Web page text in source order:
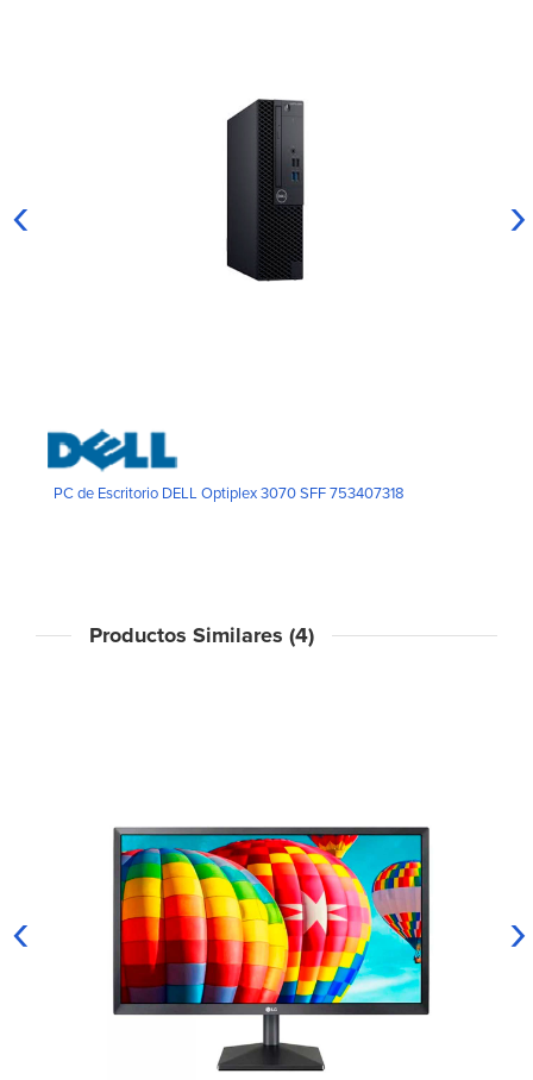
PC de Escritorio DELL Optiplex 3070 SFF 753407318
‹ ›
Productos Similares (4)
‹ ›